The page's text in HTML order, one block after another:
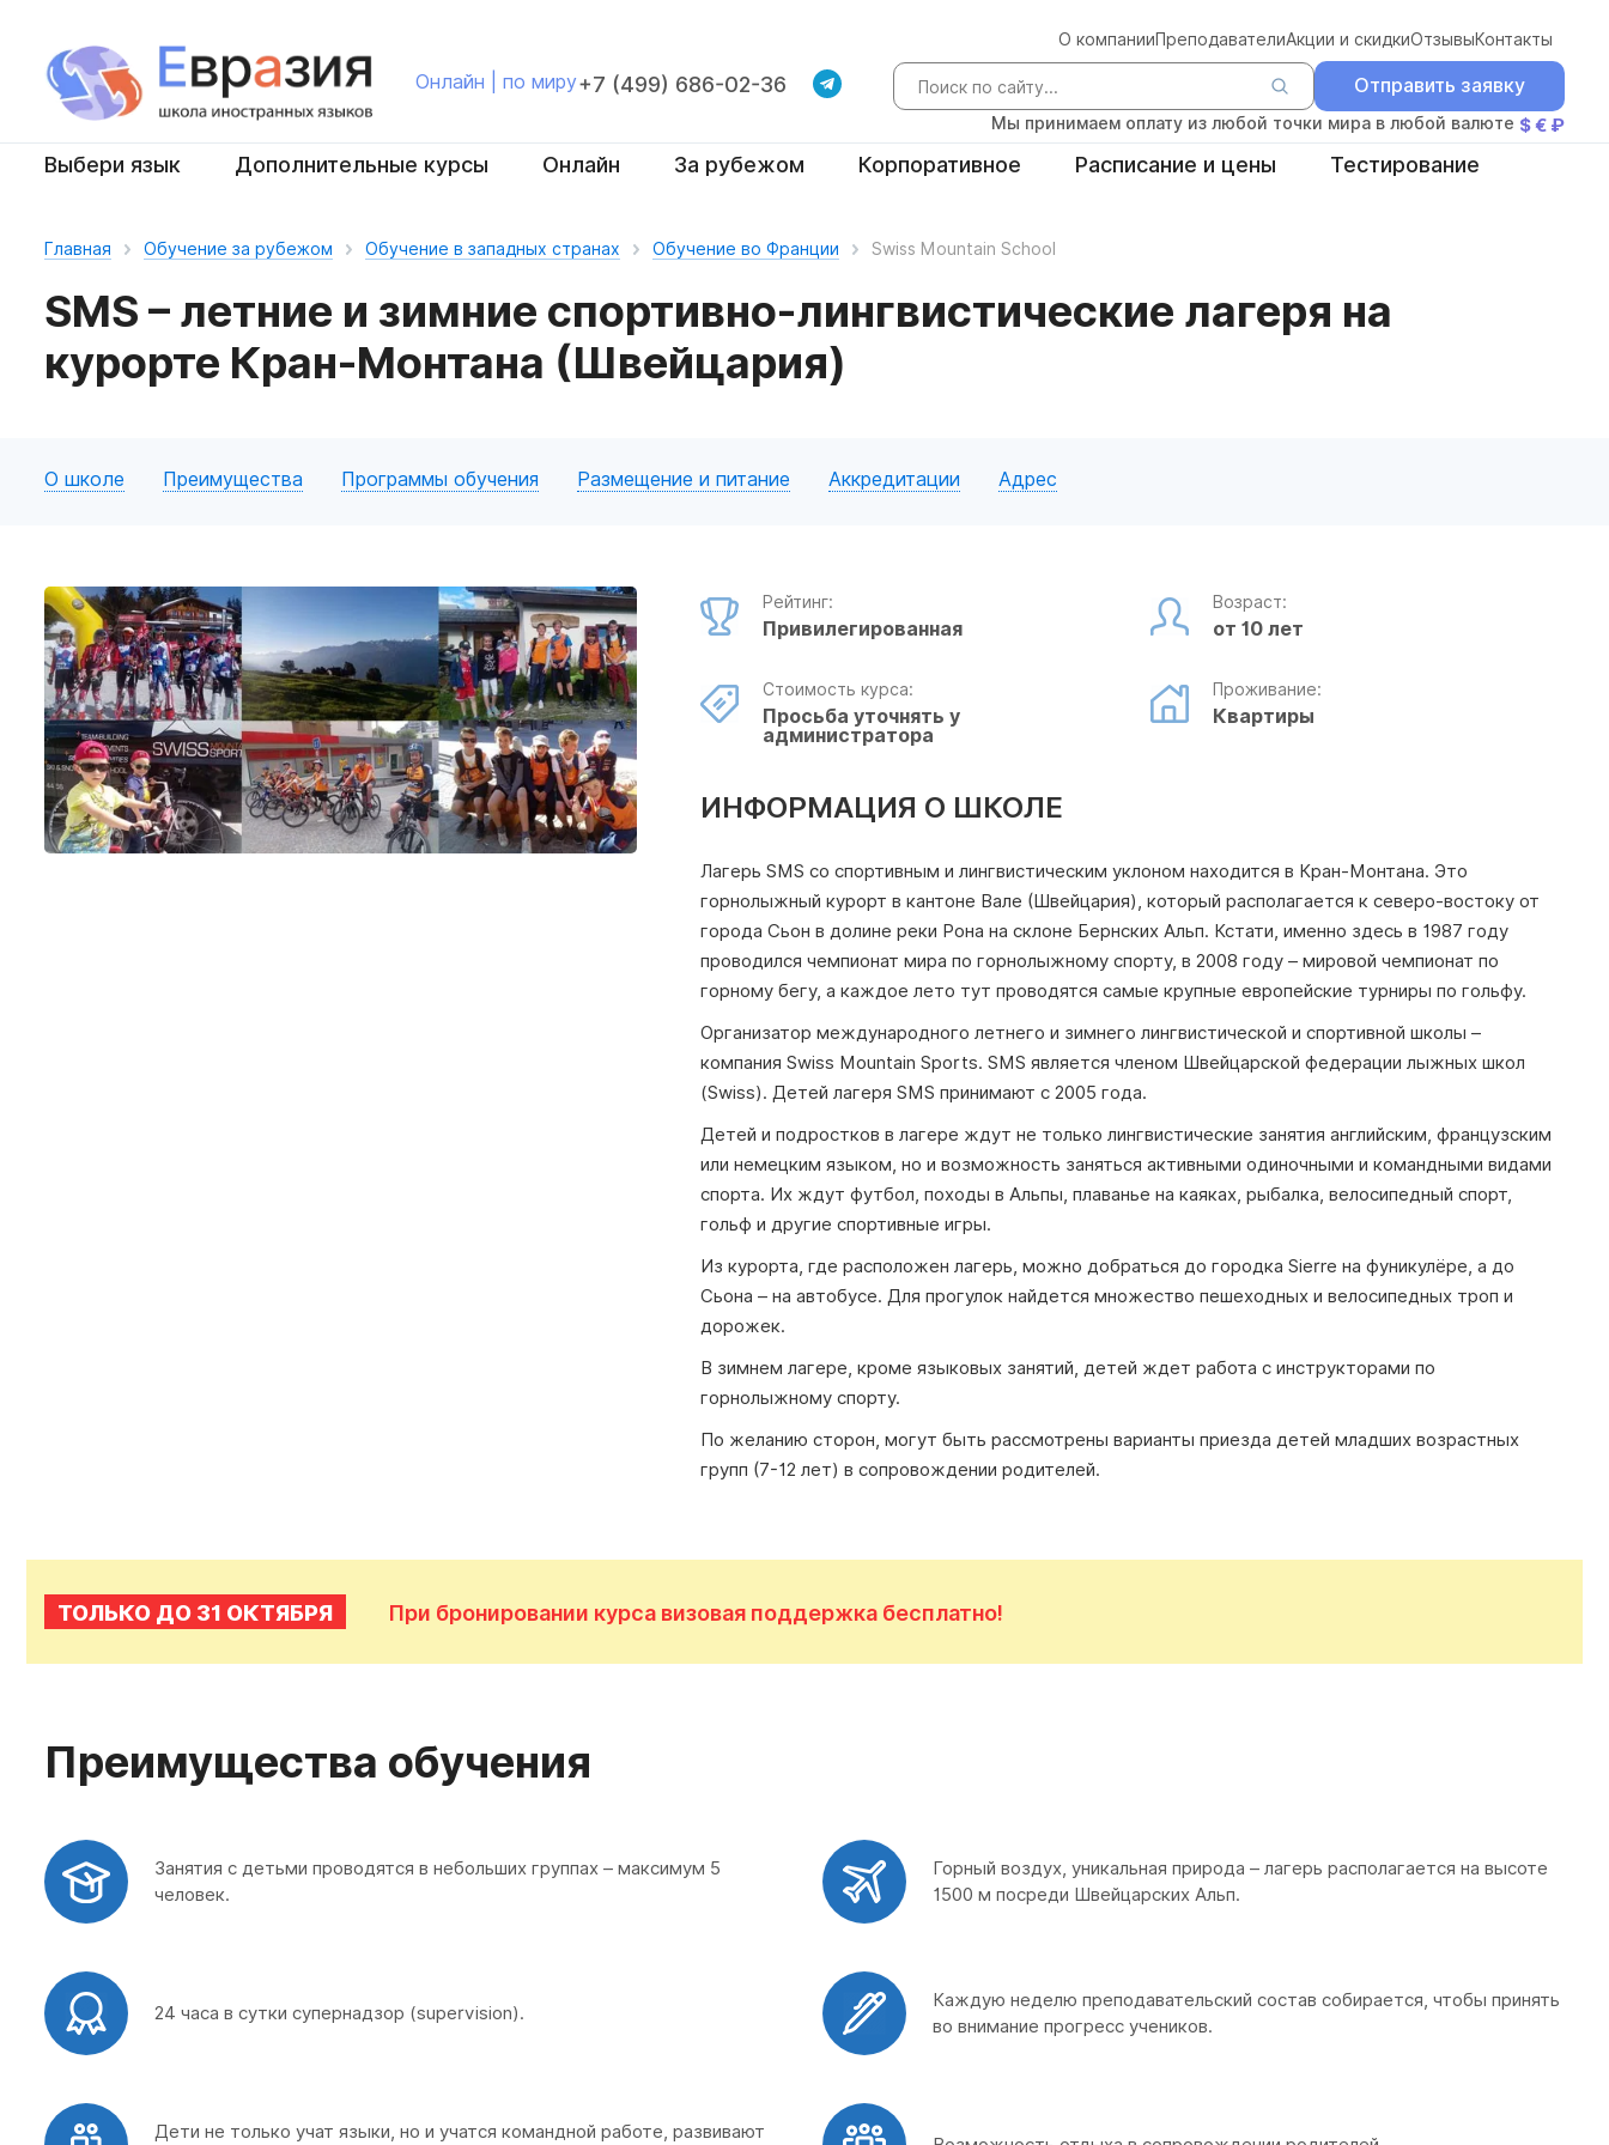
Онлайн | по миру
О компанииПреподавателиАкции и скидкиОтзывыКонтакты
+7 (499) 686-02-36 Отправить заявку
Мы принимаем оплату из любой точки мира в любой валюте $ € ₽
Выбери язык Дополнительные курсы Онлайн За рубежом Корпоративное Расписание и цены Тестирование
Главная Обучение за рубежом Обучение в западных странах Обучение во Франции Swiss Mountain School
SMS – летние и зимние спортивно-лингвистические лагеря на
курорте Кран-Монтана (Швейцария)
О школе Преимущества Программы обучения Размещение и питание Аккредитации Адрес
Рейтинг:
Привилегированная
Возраст:
от 10 лет
Стоимость курса:
Просьба уточнять у
администратора
Проживание:
Квартиры
ИНФОРМАЦИЯ О ШКОЛЕ
Лагерь SMS со спортивным и лингвистическим уклоном находится в Кран-Монтана. Это
горнолыжный курорт в кантоне Вале (Швейцария), который располагается к северо-востоку от
города Сьон в долине реки Рона на склоне Бернских Альп. Кстати, именно здесь в 1987 году
проводился чемпионат мира по горнолыжному спорту, в 2008 году – мировой чемпионат по
горному бегу, а каждое лето тут проводятся самые крупные европейские турниры по гольфу.
Организатор международного летнего и зимнего лингвистической и спортивной школы –
компания Swiss Mountain Sports. SMS является членом Швейцарской федерации лыжных школ
(Swiss). Детей лагеря SMS принимают с 2005 года.
Детей и подростков в лагере ждут не только лингвистические занятия английским, французским
или немецким языком, но и возможность заняться активными одиночными и командными видами
спорта. Их ждут футбол, походы в Альпы, плаванье на каяках, рыбалка, велосипедный спорт,
гольф и другие спортивные игры.
Из курорта, где расположен лагерь, можно добраться до городка Sierre на фуникулёре, а до
Сьона – на автобусе. Для прогулок найдется множество пешеходных и велосипедных троп и
дорожек.
В зимнем лагере, кроме языковых занятий, детей ждет работа с инструкторами по
горнолыжному спорту.
По желанию сторон, могут быть рассмотрены варианты приезда детей младших возрастных
групп (7-12 лет) в сопровождении родителей.
ТОЛЬКО ДО 31 ОКТЯБРЯ При бронировании курса визовая поддержка бесплатно!
Преимущества обучения
Занятия с детьми проводятся в небольших группах – максимум 5
человек.
Горный воздух, уникальная природа – лагерь располагается на высоте
1500 м посреди Швейцарских Альп.
24 часа в сутки супернадзор (supervision).
Каждую неделю преподавательский состав собирается, чтобы принять
во внимание прогресс учеников.
Дети не только учат языки, но и учатся командной работе, развивают